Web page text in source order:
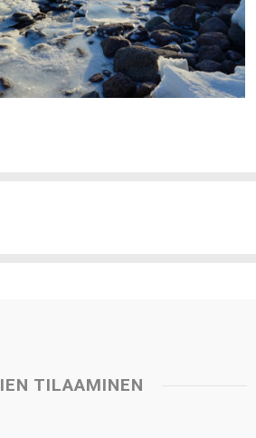
TILAAMINEN